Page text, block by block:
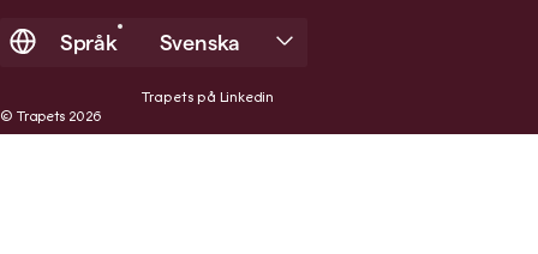
Språk Svenska
© Trapets 2026
Trapets på Linkedin